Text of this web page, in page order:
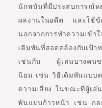
นักพนันที่มีประสบการณ์
ผลงานในอดีต และใช้ข้
นอกจากการทำความเข้
เดิมพันที่สอดคล้องกับเป้
เช่นกัน ผู้เล่นบางคนช
นิยม เช่น วิธีเดิมพันแบบ
ความเสี่ยง ในขณะที่ผู้เล่
พันแบบก้าวหน้า เช่น ก